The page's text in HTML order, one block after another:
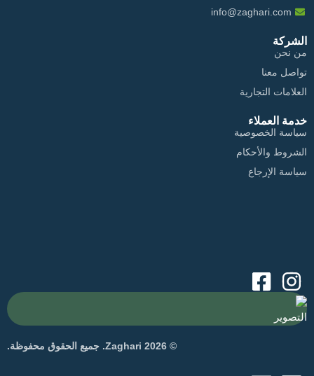
info@zaghari.com
الشركة
من نحن
تواصل معنا
العلامات التجارية
خدمة العملاء
سياسة الخصوصية
الشروط والأحكام
سياسة الإرجاع
التصوير
© 2026 Zaghari. جميع الحقوق محفوظة.